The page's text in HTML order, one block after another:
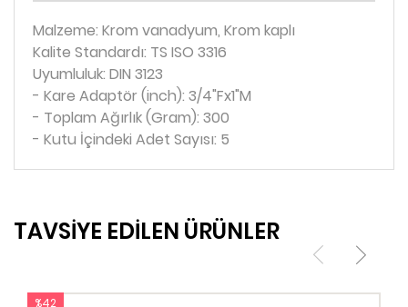
Malzeme: Krom vanadyum, Krom kaplı
Kalite Standardı: TS ISO 3316
Uyumluluk: DIN 3123
- Kare Adaptör (inch): 3/4"Fx1"M
- Toplam Ağırlık (Gram): 300
- Kutu İçindeki Adet Sayısı: 5
TAVSİYE EDİLEN ÜRÜNLER
%42